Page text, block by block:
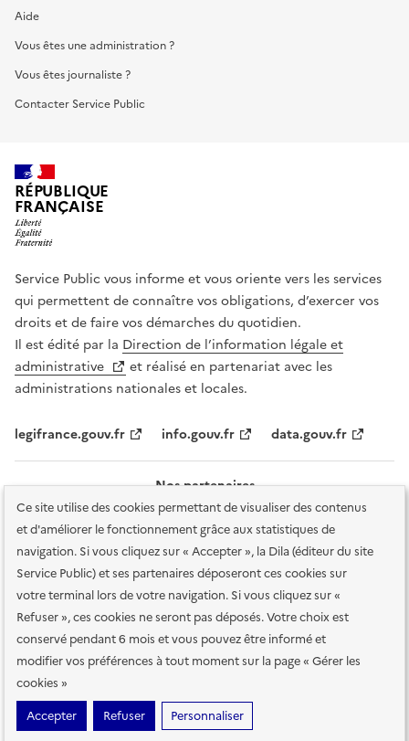
Ce site utilise des cookies permettant de visualiser des contenus
et d'améliorer le fonctionnement grâce aux statistiques de
navigation. Si vous cliquez sur « Accepter », la Dila (éditeur du site
Service Public) et ses partenaires déposeront ces cookies sur
votre terminal lors de votre navigation. Si vous cliquez sur «
Refuser », ces cookies ne seront pas déposés. Votre choix est
conservé pendant 6 mois et vous pouvez être informé et
modifier vos préférences à tout moment sur la page « Gérer les
cookies »
Accepter
Refuser Personnaliser
Aide
Vous êtes une administration ?
Vous êtes journaliste ?
Contacter Service Public
RÉPUBLIQUE
FRANÇAISE
Service Public vous informe et vous oriente vers les services
qui permettent de connaître vos obligations, d’exercer vos
droits et de faire vos démarches du quotidien.
Il est édité par la Direction de l’information légale et
administrative
et réalisé en partenariat avec les
administrations nationales et locales.
legifrance.gouv.fr info.gouv.fr data.gouv.fr
Nos partenaires
Plan du site Accessibilité : totalement conforme
Accessibilité des
services en ligne Mentions légales Données personnelles et sécurité
Conditions générales d'utilisation Gestion des cookies
Sauf mention contraire, tous les contenus de ce site sont sous
etalab-2.0